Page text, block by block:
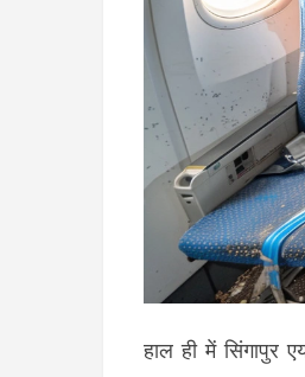
हाल ही में सिंगापुर